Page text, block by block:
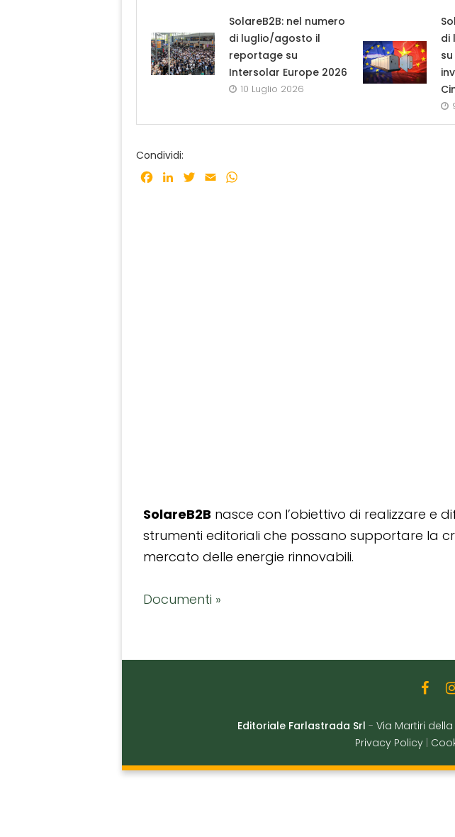
SolareB2B: nel numero
di luglio/agosto il
reportage su
Intersolar Europe 2026
10 Luglio 2026
di
Condividi:
Facebook
LinkedInTwitter
Email
SolareB2B nasce con l’obiettivo di realizzare e
strumenti editoriali che possano supportare la
mercato delle energie rinnovabili.
Documenti »
Editoriale Farlastrada Srl - Via Martiri della
Privacy Policy